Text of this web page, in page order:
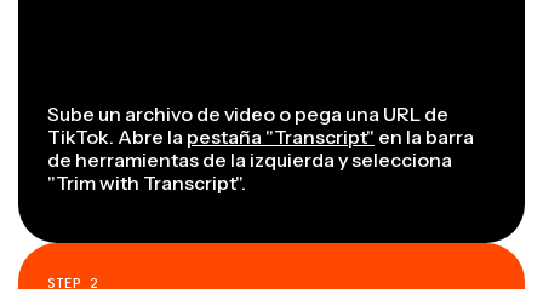
Sube un archivo de video o pega una URL de
TikTok. Abre la pestaña "Transcript" en la barra
de herramientas de la izquierda y selecciona
"Trim with Transcript".
STEP 2